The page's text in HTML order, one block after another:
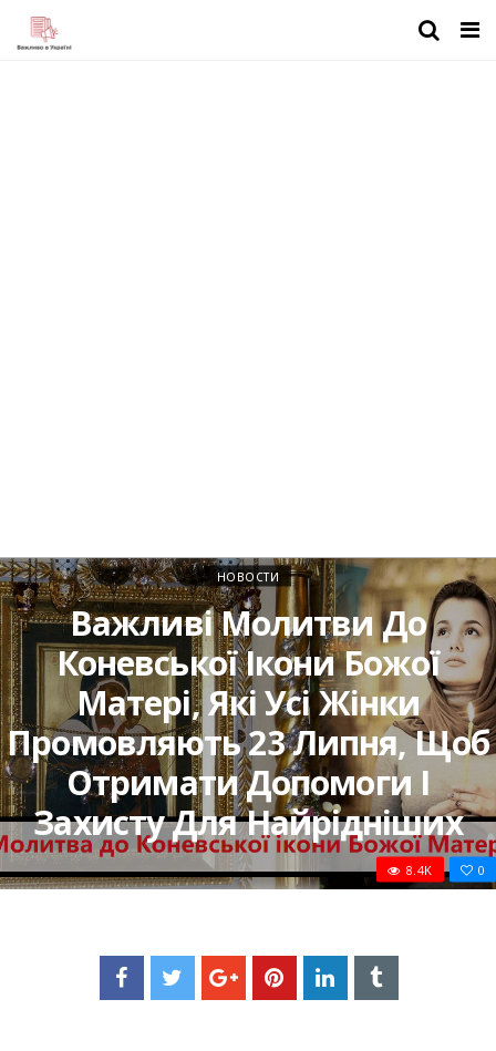
НОВОСТИ
Важливі Молитви До
Коневської Ікони Божої
Матері, Які Усі Жінки
Промовляють 23 Липня, Щоб
Отримати Допомоги І
Захисту Для Найрідніших
0
8.4K